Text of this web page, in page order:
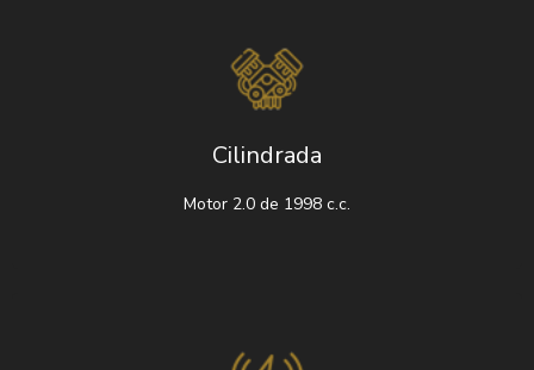
Cilindrada
Motor 2.0 de 1998 c.c.